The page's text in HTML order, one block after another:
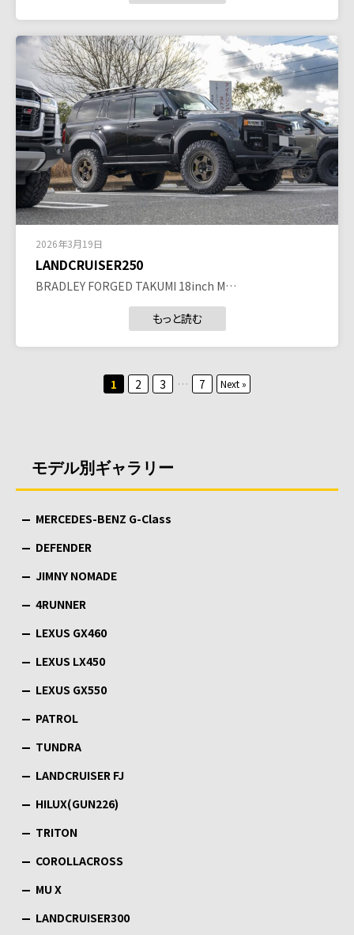
2026年3月19日
LANDCRUISER250
BRADLEY FORGED TAKUMI 18inch M…
もっと読む
送
り
1 2 3 … 7 Next »
モデル別ギャラリー
MERCEDES-BENZ G-Class
DEFENDER
JIMNY NOMADE
4RUNNER
LEXUS GX460
LEXUS LX450
LEXUS GX550
PATROL
TUNDRA
LANDCRUISER FJ
HILUX(GUN226)
TRITON
COROLLACROSS
MU X
LANDCRUISER300